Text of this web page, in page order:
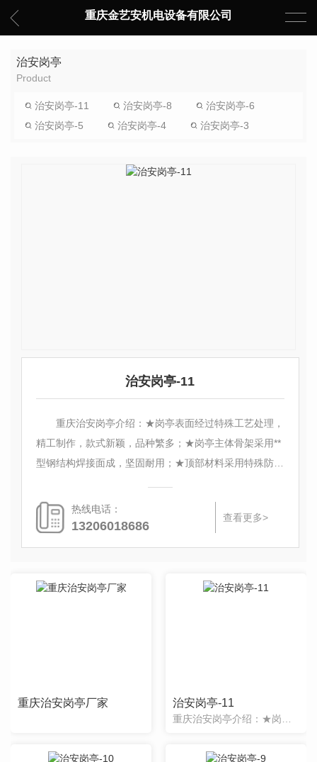
重庆金艺安机电设备有限公司
治安岗亭
Product
治安岗亭-11 治安岗亭-8
治安岗亭-6
治安岗亭-5
治安岗亭-4 治安岗亭-3
治安岗亭-11
重庆治安岗亭介绍：★岗亭表面经过特殊工艺处理，
精工制作，款式新颖，品种繁多；★岗亭主体骨架采用**
型钢结构焊接面成，坚固耐用；★顶部材料采用特殊防水
区、...
热线电话：
13206018686
查看更多>
重庆治安岗亭厂家 治安岗亭-11